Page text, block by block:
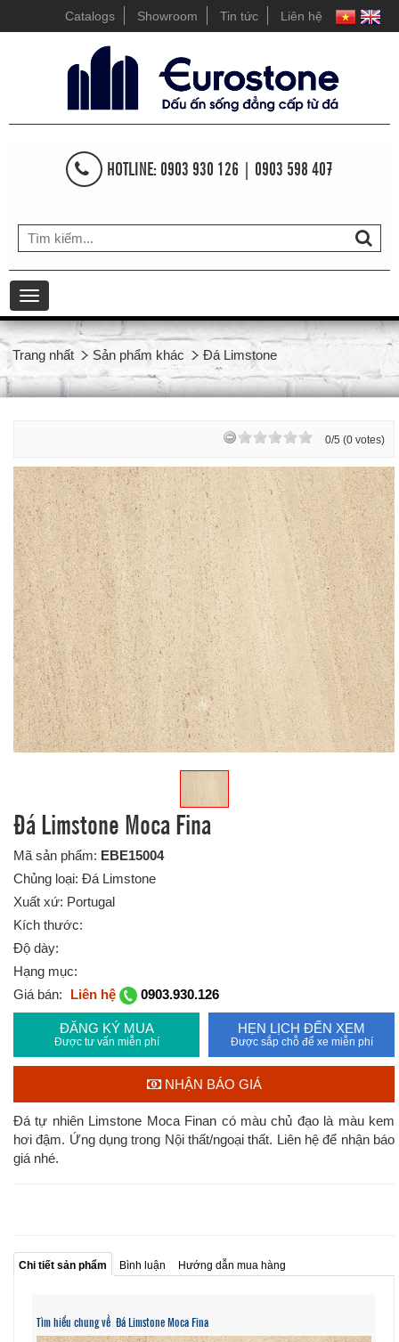
Catalogs Showroom Tin tức Liên hệ
HOTLINE: 0903 930 126 | 0903 598 407
Toggle
navigation
Trang nhất Sản phẩm khác Đá Limstone
0/5 (0 votes)
Đá Limstone Moca Fina
Mã sản phẩm: EBE15004
Chủng loại: Đá Limstone
Xuất xứ: Portugal
Kích thước:
Độ dày:
Hạng mục:
Giá bán:
Liên hệ 0903.930.126
ĐĂNG KÝ MUA
Được tư vấn miễn phí
HẸN LỊCH ĐẾN XEM
Được sắp chỗ để xe miễn phí
NHẬN BÁO GIÁ
Đá tự nhiên Limstone Moca Finan có màu chủ đạo là màu kem
hơi đậm. Ứng dụng trong Nội thất/ngoại thất. Liên hệ để nhận báo
giá nhé.
Chi tiết sản phẩm Bình luận Hướng dẫn mua hàng
Tìm hiểu chung về Đá Limstone Moca Fina